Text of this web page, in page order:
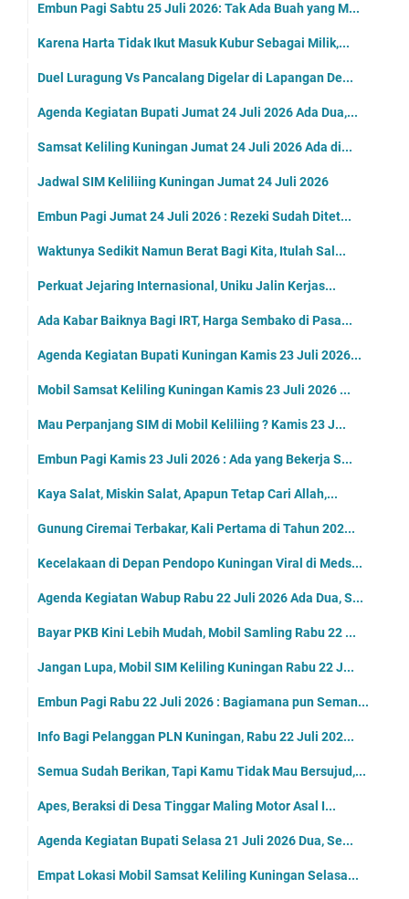
Embun Pagi Sabtu 25 Juli 2026: Tak Ada Buah yang M...
Karena Harta Tidak Ikut Masuk Kubur Sebagai Milik,...
Duel Luragung Vs Pancalang Digelar di Lapangan De...
Agenda Kegiatan Bupati Jumat 24 Juli 2026 Ada Dua,...
Samsat Keliling Kuningan Jumat 24 Juli 2026 Ada di...
Jadwal SIM Keliliing Kuningan Jumat 24 Juli 2026
Embun Pagi Jumat 24 Juli 2026 : Rezeki Sudah Ditet...
Waktunya Sedikit Namun Berat Bagi Kita, Itulah Sal...
Perkuat Jejaring Internasional, Uniku Jalin Kerjas...
Ada Kabar Baiknya Bagi IRT, Harga Sembako di Pasa...
Agenda Kegiatan Bupati Kuningan Kamis 23 Juli 2026...
Mobil Samsat Keliling Kuningan Kamis 23 Juli 2026 ...
Mau Perpanjang SIM di Mobil Keliliing ? Kamis 23 J...
Embun Pagi Kamis 23 Juli 2026 : Ada yang Bekerja S...
Kaya Salat, Miskin Salat, Apapun Tetap Cari Allah,...
Gunung Ciremai Terbakar, Kali Pertama di Tahun 202...
Kecelakaan di Depan Pendopo Kuningan Viral di Meds...
Agenda Kegiatan Wabup Rabu 22 Juli 2026 Ada Dua, S...
Bayar PKB Kini Lebih Mudah, Mobil Samling Rabu 22 ...
Jangan Lupa, Mobil SIM Keliling Kuningan Rabu 22 J...
Embun Pagi Rabu 22 Juli 2026 : Bagiamana pun Seman...
Info Bagi Pelanggan PLN Kuningan, Rabu 22 Juli 202...
Semua Sudah Berikan, Tapi Kamu Tidak Mau Bersujud,...
Apes, Beraksi di Desa Tinggar Maling Motor Asal I...
Agenda Kegiatan Bupati Selasa 21 Juli 2026 Dua, Se...
Empat Lokasi Mobil Samsat Keliling Kuningan Selasa...